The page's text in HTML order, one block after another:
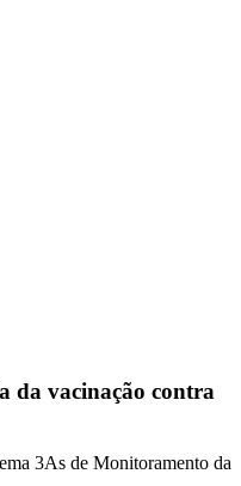
da vacinação contra
3As de Monitoramento da